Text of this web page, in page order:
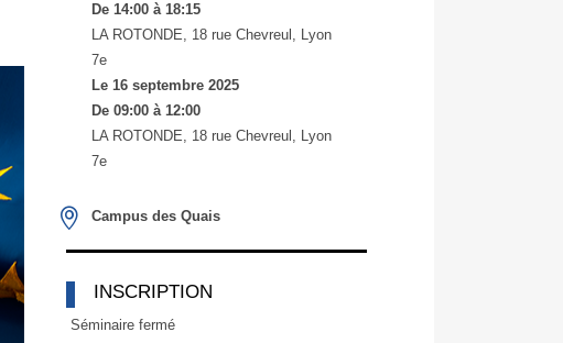
De 14:00 à 18:15
LA ROTONDE, 18 rue Chevreul, Lyon
7e
Le 16 septembre 2025
De 09:00 à 12:00
LA ROTONDE, 18 rue Chevreul, Lyon
7e
Campus des Quais
INSCRIPTION
Séminaire fermé